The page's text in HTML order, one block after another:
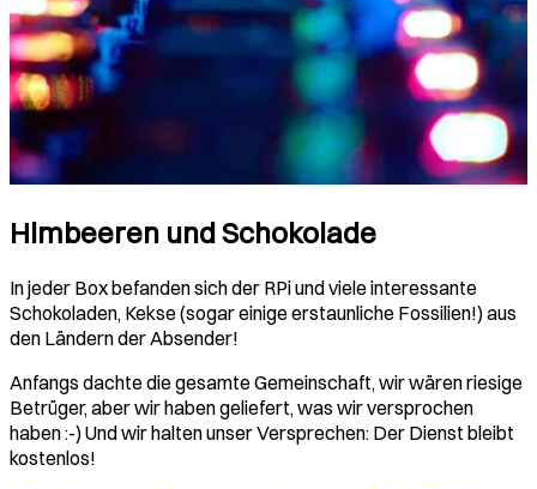
Himbeeren und Schokolade
In jeder Box befanden sich der RPi und viele interessante
Schokoladen, Kekse (sogar einige erstaunliche Fossilien!) aus
den Ländern der Absender!
Anfangs dachte die gesamte Gemeinschaft, wir wären riesige
Betrüger, aber wir haben geliefert, was wir versprochen
haben :-) Und wir halten unser Versprechen: Der Dienst bleibt
kostenlos!